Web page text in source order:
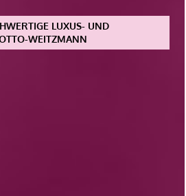
LUXUS- UND
WEITZMANN